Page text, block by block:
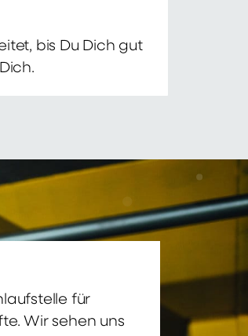
bis Du Dich gut
für
Wir sehen uns